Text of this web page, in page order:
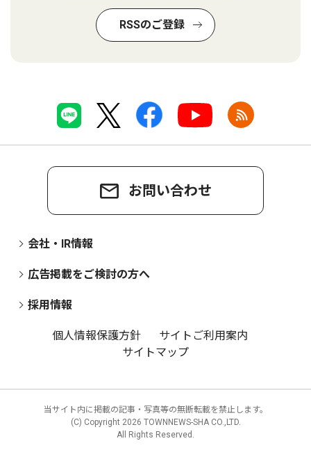
RSSのご登録
お問い合わせ
会社・IR情報
広告掲載をご検討の方へ
採用情報
個人情報保護方針
サイトご利用案内
サイトマップ
当サイト内に掲載の記事・写真等の無断転載を禁止します。
(C) Copyright 2026 TOWNNEWS-SHA CO.,LTD.
All Rights Reserved.